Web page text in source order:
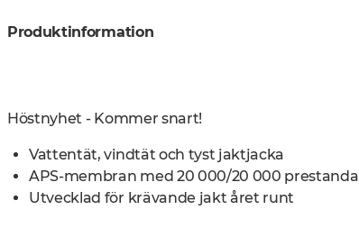
Produktinformation
Höstnyhet - Kommer snart!
Vattentät, vindtät och tyst jaktjacka
APS-membran med 20 000/20 000 prestanda
Utvecklad för krävande jakt året runt